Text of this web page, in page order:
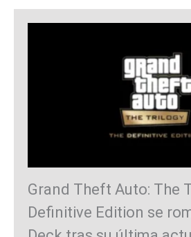
Grand Theft Auto: The
Definitive Edition se